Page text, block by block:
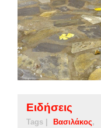
Ειδήσεις
Tags | Βασιλάκος